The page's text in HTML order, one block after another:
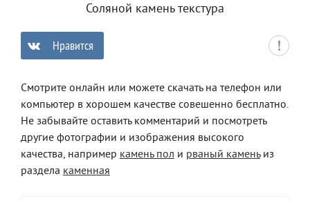
Соляной камень текстура
Нравится
Смотрите онлайн или можете скачать на телефон или
компьютер в хорошем качестве совешенно бесплатно.
Не забывайте оставить комментарий и посмотреть
другие фотографии и изображения высокого
качества, например камень пол и рваный каменьиз
раздела каменная